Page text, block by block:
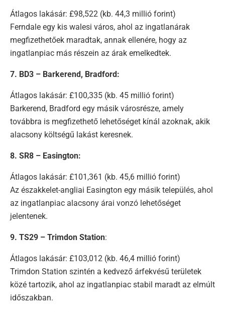
Átlagos lakásár: £98,522 (kb. 44,3 millió forint)
Ferndale egy kis walesi város, ahol az ingatlanárak
megfizethetőek maradtak, annak ellenére, hogy az
ingatlanpiac más részein az árak emelkedtek.
7. BD3 – Barkerend, Bradford:
Átlagos lakásár: £100,335 (kb. 45 millió forint)
Barkerend, Bradford egy másik városrésze, amely
továbbra is megfizethető lehetőséget kínál azoknak, akik
alacsony költségű lakást keresnek.
8. SR8 – Easington:
Átlagos lakásár: £101,361 (kb. 45,6 millió forint)
Az északkelet-angliai Easington egy másik település, ahol
az ingatlanpiac alacsony árai vonzó lehetőséget
jelentenek.
9. TS29 – Trimdon Station:
Átlagos lakásár: £103,012 (kb. 46,4 millió forint)
Trimdon Station szintén a kedvező árfekvésű területek
közé tartozik, ahol az ingatlanpiac stabil maradt az elmúlt
időszakban.